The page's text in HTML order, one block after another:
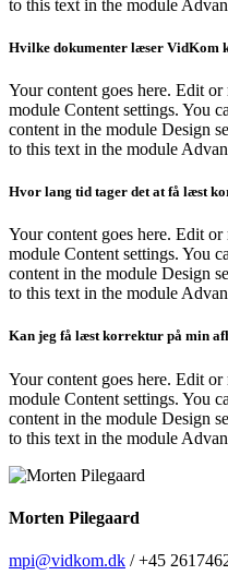
to this text in the module
Hvilke dokumenter læser VidKom
Your content goes here. Edit
module Content settings. You
content in the module Design
to this text in the module
Hvor lang tid tager det at få læst
Your content goes here. Edit
module Content settings. You
content in the module Design
to this text in the module
Kan jeg få læst korrektur på min
Your content goes here. Edit
module Content settings. You
content in the module Design
to this text in the module
Morten Pilegaard
mpi@vidkom.dk / +45